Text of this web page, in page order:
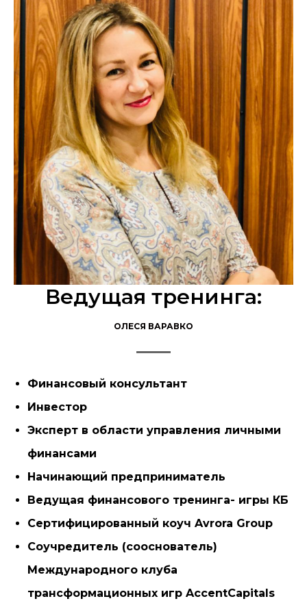
Ведущая тренинга:
ОЛЕСЯ ВАРАВКО
Финансовый консультант
Инвестор
Эксперт в области управления личными
финансами
Начинающий предприниматель
Ведущая финансового тренинга- игры КБ
Сертифицированный коуч Avrora Group
Соучредитель (сооснователь)
Международного клуба
трансформационных игр AccentCapitals